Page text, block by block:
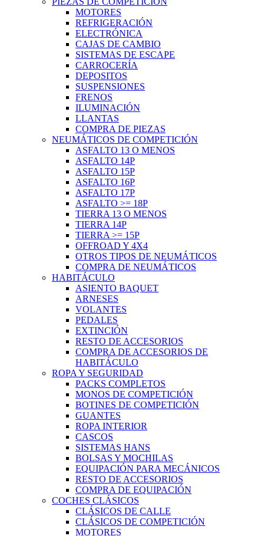
MOTORES
REFRIGERACIÓN
ELECTRÓNICA
CAJAS DE CAMBIO
SISTEMAS DE ESCAPE
CARROCERÍA
DEPOSITOS
SUSPENSIONES
FRENOS
ILUMINACIÓN
LLANTAS
COMPRA DE PIEZAS
NEUMÁTICOS DE COMPETICIÓN
ASFALTO 13 O MENOS
ASFALTO 14P
ASFALTO 15P
ASFALTO 16P
ASFALTO 17P
ASFALTO >= 18P
TIERRA 13 O MENOS
TIERRA 14P
TIERRA >= 15P
OFFROAD Y 4X4
OTROS TIPOS DE NEUMÁTICOS
COMPRA DE NEUMÁTICOS
HABITÁCULO
ASIENTO BAQUET
ARNESES
VOLANTES
PEDALES
EXTINCIÓN
RESTO DE ACCESORIOS
COMPRA DE ACCESORIOS DE
HABITÁCULO
ROPA Y SEGURIDAD
PACKS COMPLETOS
MONOS DE COMPETICIÓN
BOTINES DE COMPETICIÓN
GUANTES
ROPA INTERIOR
CASCOS
SISTEMAS HANS
BOLSAS Y MOCHILAS
EQUIPACIÓN PARA MECÁNICOS
RESTO DE ACCESORIOS
COMPRA DE EQUIPACIÓN
COCHES CLÁSICOS
CLÁSICOS DE CALLE
CLÁSICOS DE COMPETICIÓN
MOTORES